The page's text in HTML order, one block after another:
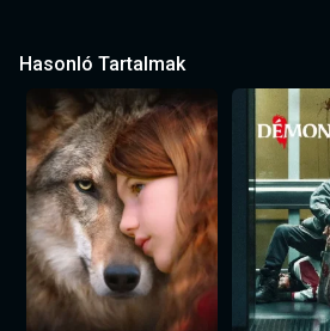
Hasonló Tartalmak